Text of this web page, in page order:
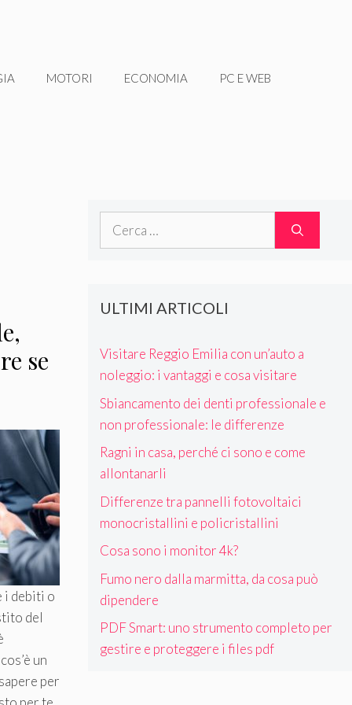
MOTORI ECONOMIA PC E WEB
se
i debiti o
del
un
per
Ricerca
ULTIMI ARTICOLI
Visitare Reggio Emilia con un’auto a
noleggio: i vantaggi e cosa visitare
Sbiancamento dei denti professionale e
non professionale: le differenze
Ragni in casa, perché ci sono e come
allontanarli
Differenze tra pannelli fotovoltaici
monocristallini e policristallini
Cosa sono i monitor 4k?
Fumo nero dalla marmitta, da cosa può
dipendere
PDF Smart: uno strumento completo per
gestire e proteggere i files pdf